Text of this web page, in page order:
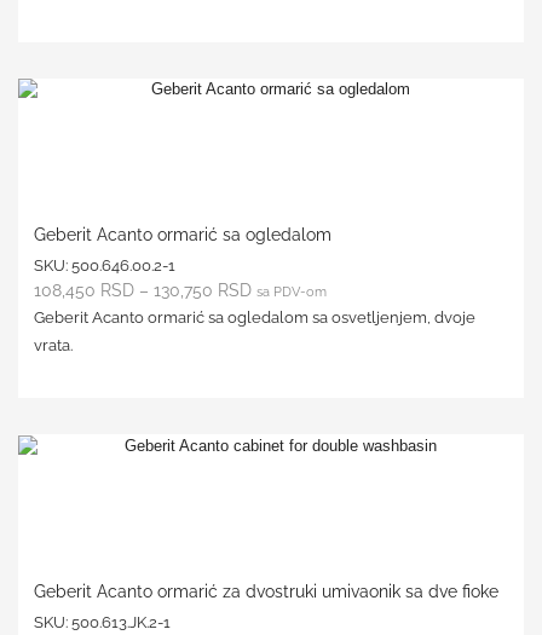
Geberit Acanto ormarić sa ogledalom
SKU: 500.646.00.2-1
108,450 RSD – 130,750 RSD sa PDV-om
Geberit Acanto ormarić sa ogledalom sa osvetljenjem, dvoje
vrata.
Geberit Acanto ormarić za dvostruki umivaonik sa dve fioke
SKU: 500.613.JK.2-1